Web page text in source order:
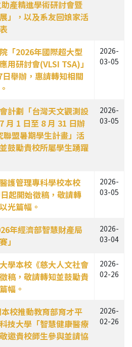
產精進學術研討會暨
」，以及系友回娘家活
「2026年國際超大型
用研討會(VLSI TSA)」
舉辦，惠請轉知相關
2026-
03-05
計劃「台灣天文觀測設
月 1 日至 8 月 31 日辦
盟暑期學生計畫」活
鼓勵貴校所屬學生踴躍
2026-
03-05
護管理專科學校本校
起開始徵稿，敬請轉
光篇幅。
2026-
03-05
年經濟部智慧財產局
」
2026-
03-04
學本校《慈大人文社會
稿，敬請轉知並鼓勵貴
幅。
2026-
02-26
校推動教育部育才平
技大學「智慧健康醫療
邀貴校師生參與並請協
2026-
02-26